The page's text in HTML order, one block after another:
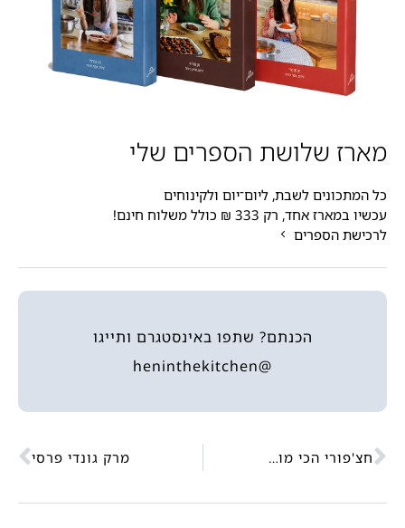
מארז שלושת הספרים שלי
כל המתכונים לשבת, ליום־יום ולקינוחים
עכשיו במארז אחד, רק 333 ₪ כולל משלוח חינם!
לרכישת הספרים
הכנתם? שתפו באינסטגרם ותייגו
@heninthekitchen
חצ'פורי הכי מושלם שתכינו מרק גונדי פרסי